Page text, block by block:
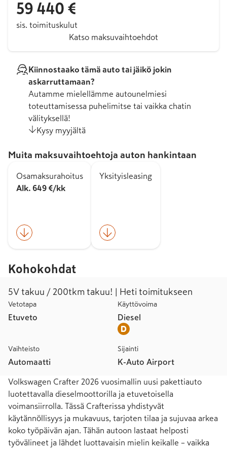
59 440 €
sis. toimituskulut
Katso maksuvaihtoehdot
Kiinnostaako tämä auto tai jäikö jokin
askarruttamaan?
Autamme mielellämme autounelmiesi
toteuttamisessa puhelimitse tai vaikka chatin
välityksellä!
Kysy myyjältä
Muita maksuvaihtoehtoja auton hankintaan
Osamaksurahoitus
Alk. 649 €/kk
Yksityisleasing
Kohokohdat
5V takuu / 200tkm takuu! | Heti toimitukseen
Vetotapa
Etuveto
Käyttövoima
Diesel
Vaihteisto
Automaatti
Sijainti
K-Auto Airport
Volkswagen Crafter 2026 vuosimallin uusi pakettiauto
luotettavalla dieselmoottorilla ja etuvetoisella
voimansiirrolla. Tässä Crafterissa yhdistyvät
käytännöllisyys ja mukavuus, tarjoten tilaa ja sujuvaa arkea
koko työpäivän ajan. Tähän autoon lastaat helposti
työvälineet ja lähdet luottavaisin mielin keikalle – vaikka